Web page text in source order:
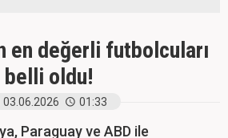
en değerli futbolcuları
belli oldu!
03.06.2026 01:33
Paraguay ve ABD ile